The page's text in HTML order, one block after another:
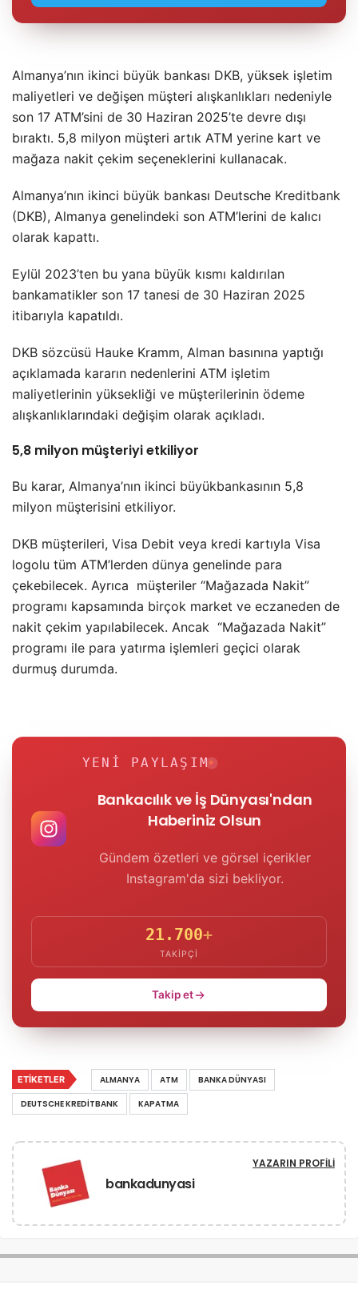
Almanya’nın ikinci büyük bankası DKB, yüksek işletim
maliyetleri ve değişen müşteri alışkanlıkları nedeniyle
son 17 ATM’sini de 30 Haziran 2025’te devre dışı
bıraktı. 5,8 milyon müşteri artık ATM yerine kart ve
mağaza nakit çekim seçeneklerini kullanacak.
Almanya’nın ikinci büyük bankası Deutsche Kreditbank
(DKB), Almanya genelindeki son ATM’lerini de kalıcı
olarak kapattı.
Eylül 2023’ten bu yana büyük kısmı kaldırılan
bankamatikler son 17 tanesi de 30 Haziran 2025
itibarıyla kapatıldı.
DKB sözcüsü Hauke Kramm, Alman basınına yaptığı
açıklamada kararın nedenlerini ATM işletim
maliyetlerinin yüksekliği ve müşterilerinin ödeme
alışkanlıklarındaki değişim olarak açıkladı.
5,8 milyon müşteriyi etkiliyor
Bu karar, Almanya’nın ikinci büyükbankasının 5,8
milyon müşterisini etkiliyor.
DKB müşterileri, Visa Debit veya kredi kartıyla Visa
logolu tüm ATM’lerden dünya genelinde para
çekebilecek. Ayrıca müşteriler “Mağazada Nakit”
programı kapsamında birçok market ve eczaneden de
nakit çekim yapılabilecek. Ancak “Mağazada Nakit”
programı ile para yatırma işlemleri geçici olarak
durmuş durumda.
YENI PAYLAŞIM
Bankacılık ve İş Dünyası'ndan
Haberiniz Olsun
Gündem özetleri ve görsel içerikler
Instagram'da sizi bekliyor.
21.700+
TAKIPÇI
Takip et
ETIKETLER ALMANYA ATM
BANKA DÜNYASI
DEUTSCHE KREDITBANK
KAPATMA
bankadunyasi
YAZARIN PROFILI